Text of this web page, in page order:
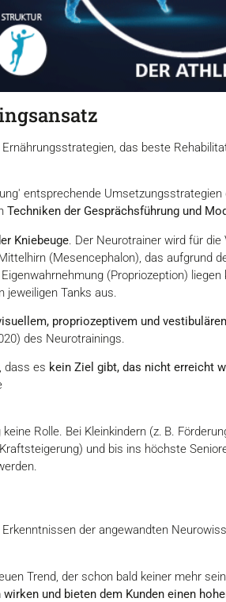
das beste
entsprechende
Techniken der Gesprächsführung und
Kniebeuge. Der Neurotrainer wird für
(Mesencephalon), das aufgrund
(Propriozeption) liegen
jeweiligen Tanks aus.
propriozeptivem und
des Neurotrainings.
dass es kein Ziel gibt, das nicht erreicht
Rolle. Bei Kleinkindern (z. B.
und bis ins höchste
Erkenntnissen der angewandten
Trend, der schon bald keiner mehr
wirken und bieten dem Kunden einen